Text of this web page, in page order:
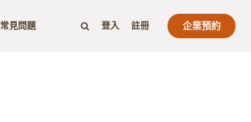
常見問題 登入 註冊 企業預約